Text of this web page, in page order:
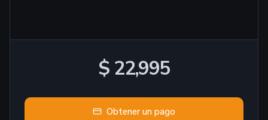
$ 22,995
Obtener un pago